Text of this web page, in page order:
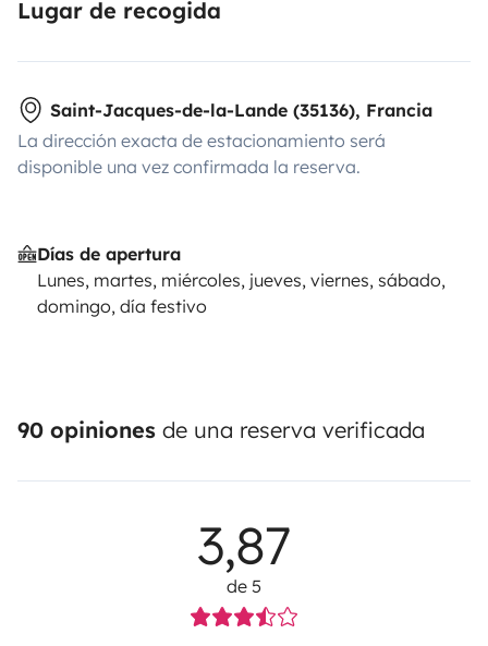
Lugar de recogida
Saint-Jacques-de-la-Lande (35136), Francia
La dirección exacta de estacionamiento será
disponible una vez confirmada la reserva.
Días de apertura
Lunes, martes, miércoles, jueves, viernes, sábado,
domingo, día festivo
90 opiniones de una reserva verificada
3,87
de 5